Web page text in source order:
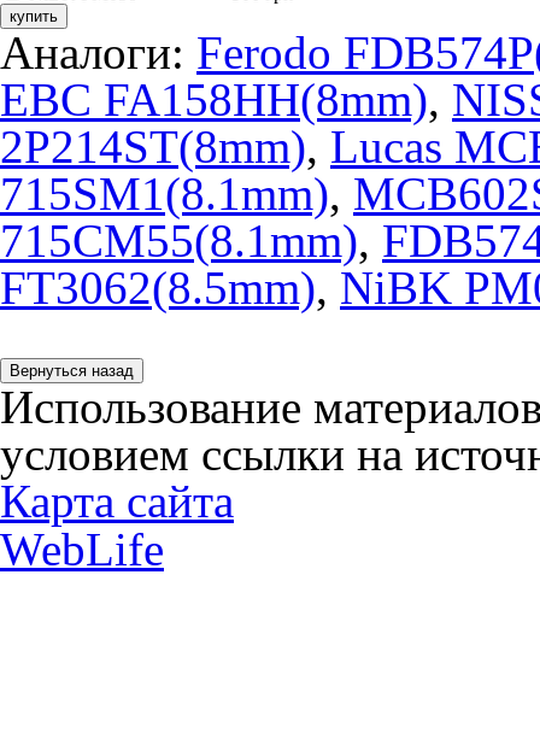
купить
Аналоги: Ferodo
EBC FA158HH(8mm),
2P214ST(8mm), Lucas
715SM1(8.1mm),
715CM55(8.1mm),
FT3062(8.5mm), NiBK
Использование
условием ссылки на
Карта сайта
WebLife